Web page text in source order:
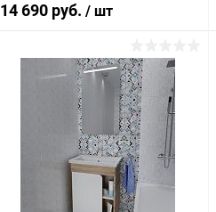
14 690 руб. / шт
В корзину
Купить в 1 клик Сравнение
В избранное Под заказ